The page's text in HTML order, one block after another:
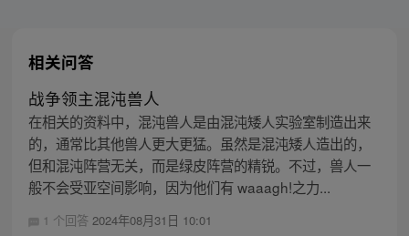
相关问答
战争领主混沌兽人
在相关的资料中，混沌兽人是由混沌矮人实验室制造出来
的，通常比其他兽人更大更猛。虽然是混沌矮人造出的，
但和混沌阵营无关，而是绿皮阵营的精锐。不过，兽人一
般不会受亚空间影响，因为他们有 waaagh!之力...
1 个回答 2024年08月31日 10:01